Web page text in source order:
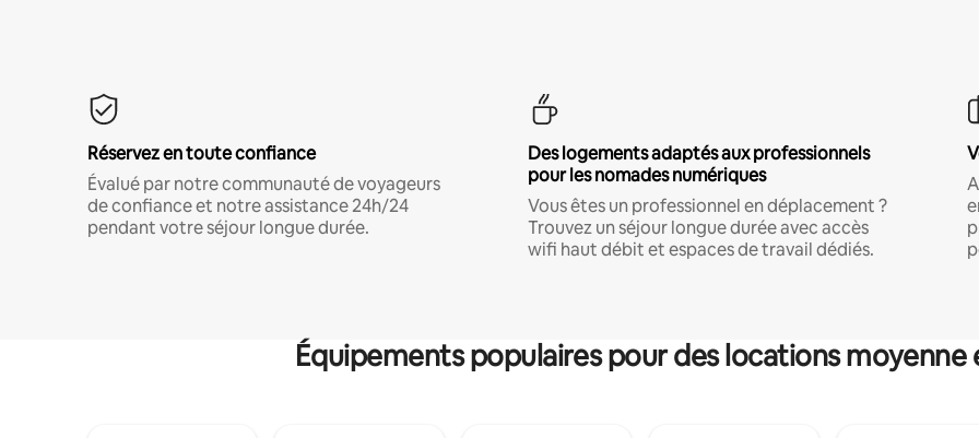
Réservez en toute confiance
Évalué par notre communauté de voyageurs
de confiance et notre assistance 24h/24
pendant votre séjour longue durée.
Des logements adaptés aux professionnels
pour les nomades numériques
Vous êtes un professionnel en déplacement ?
Trouvez un séjour longue durée avec accès
wifi haut débit et espaces de travail dédiés.
Équipements populaires pour des locations